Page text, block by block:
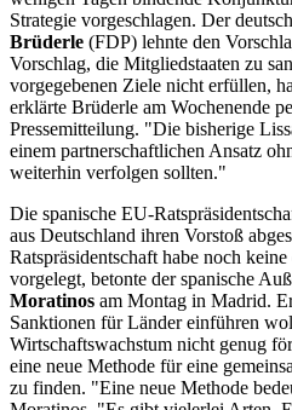
Strategie vorgeschlagen. Der
Brüderle (FDP) lehnte den
Vorschlag, die Mitgliedstaaten zu
vorgegebenen Ziele nicht erfüllen,
erklärte Brüderle am Wochenende
Pressemitteilung. "Die bisherige
einem partnerschaftlichen Ansatz
weiterhin verfolgen sollten."
Die spanische EU-
aus Deutschland ihren Vorstoß
Ratspräsidentschaft habe noch
vorgelegt, betonte der spanische
Moratinos am Montag in Madrid.
Sanktionen für Länder einführen
Wirtschaftswachstum nicht genug
eine neue Methode für eine
zu finden. "Eine neue Methode